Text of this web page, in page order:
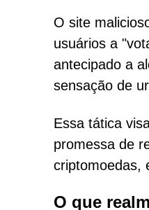
O site
usuários a
antecipado a
sensação de
Essa tática
promessa de
criptomoedas,
O que